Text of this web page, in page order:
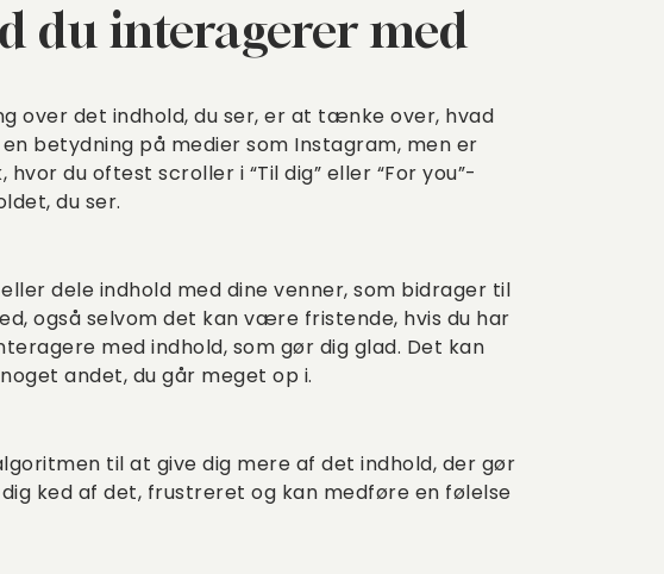
du interagerer med
over det indhold, du ser, er at tænke over, hvad
betydning på medier som Instagram, men er
du oftest scroller i “Til dig” eller “For you”-
du ser.
dele indhold med dine venner, som bidrager til
også selvom det kan være fristende, hvis du har
med indhold, som gør dig glad. Det kan
andet, du går meget op i.
til at give dig mere af det indhold, der gør
ked af det, frustreret og kan medføre en følelse